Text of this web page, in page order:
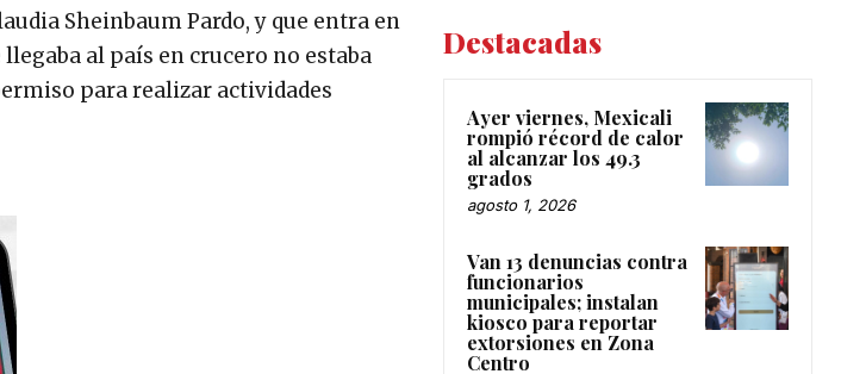
Sheinbaum Pardo, y que entra en
al país en crucero no estaba
para realizar actividades
Destacadas
Ayer viernes, Mexicali
rompió récord de calor
al alcanzar los 49.3
grados
agosto 1, 2026
Van 13 denuncias contra
funcionarios
municipales; instalan
kiosco para reportar
extorsiones en Zona
Centro